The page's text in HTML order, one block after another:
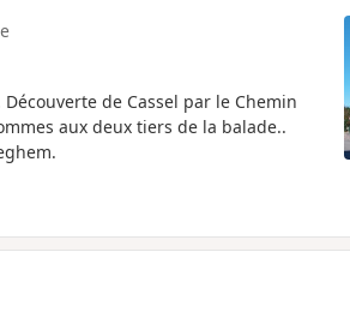
de Cassel par le Chemin
aux deux tiers de la balade..